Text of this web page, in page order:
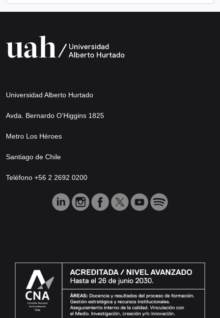
Universidad Alberto Hurtado
Avda. Bernardo O’Higgins 1825
Metro Los Héroes
Santiago de Chile
Teléfono +56 2 2692 0200